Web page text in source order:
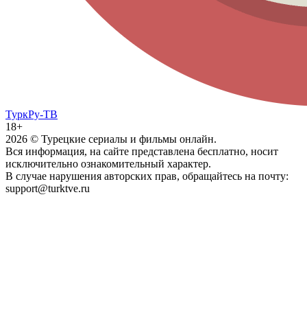
ТуркРу-ТВ
18+
2026 © Турецкие сериалы и фильмы онлайн.
Вся информация, на сайте представлена бесплатно, носит
исключительно ознакомительный характер.
В случае нарушения авторских прав, обращайтесь на почту:
support@turktve.ru